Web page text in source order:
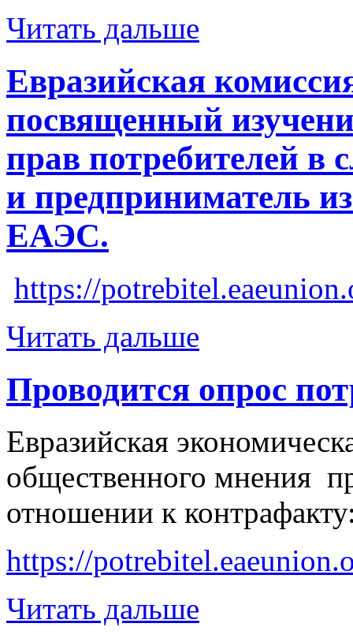
Читать дальше
Евразийская
посвященный
прав потребителей в
и предприниматель
ЕАЭС.
https://
Читать дальше
Проводится опрос
Евразийская
общественного мнения
отношении к
https://
Читать дальше